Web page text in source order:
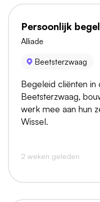
Persoonlijk
Alliade
Beetsterzwaag
Begeleid cliënten
Beetsterzwaag,
werk mee aan hun
Wissel.
2 weken geleden